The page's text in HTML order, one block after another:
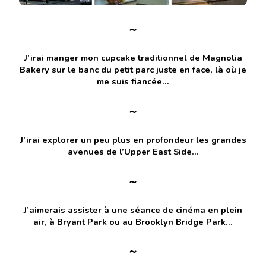
~
J’irai manger mon cupcake traditionnel de Magnolia
Bakery sur le banc du petit parc juste en face, là où je
me suis fiancée…
~
J’irai explorer un peu plus en profondeur les grandes
avenues de l’Upper East Side…
~
J’aimerais assister à une séance de cinéma en plein
air, à Bryant Park ou au Brooklyn Bridge Park…
~